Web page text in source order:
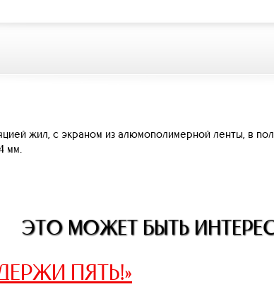
жил, с экраном из алюмополимерной ленты, в
мм.
ЭТО МОЖЕТ БЫТЬ
ПЯТЬ!»